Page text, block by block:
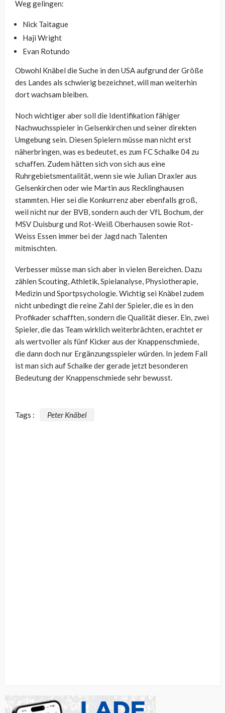
Weg gelingen:
Nick Taitague
Haji Wright
Evan Rotundo
Obwohl Knäbel die Suche in den USA aufgrund der Größe
des Landes als schwierig bezeichnet, will man weiterhin
dort wachsam bleiben.
Noch wichtiger aber soll die Identifikation fähiger
Nachwuchsspieler in Gelsenkirchen und seiner direkten
Umgebung sein. Diesen Spielern müsse man nicht erst
näherbringen, was es bedeutet, es zum FC Schalke 04 zu
schaffen. Zudem hätten sich von sich aus eine
Ruhrgebietsmentalität, wenn sie wie Julian Draxler aus
Gelsenkirchen oder wie Martin aus Recklinghausen
stammten. Hier sei die Konkurrenz aber ebenfalls groß,
weil nicht nur der BVB, sondern auch der VfL Bochum, der
MSV Duisburg und Rot-Weiß Oberhausen sowie Rot-
Weiss Essen immer bei der Jagd nach Talenten
mitmischten.
Verbesser müsse man sich aber in vielen Bereichen. Dazu
zählen Scouting, Athletik, Spielanalyse, Physiotherapie,
Medizin und Sportpsychologie. Wichtig sei Knäbel zudem
nicht unbedingt die reine Zahl der Spieler, die es in den
Profikader schafften, sondern die Qualität dieser. Ein, zwei
Spieler, die das Team wirklich weiterbrächten, erachtet er
als wertvoller als fünf Kicker aus der Knappenschmiede,
die dann doch nur Ergänzungsspieler würden. In jedem Fall
ist man sich auf Schalke der gerade jetzt besonderen
Bedeutung der Knappenschmiede sehr bewusst.
Tags : Peter Knäbel